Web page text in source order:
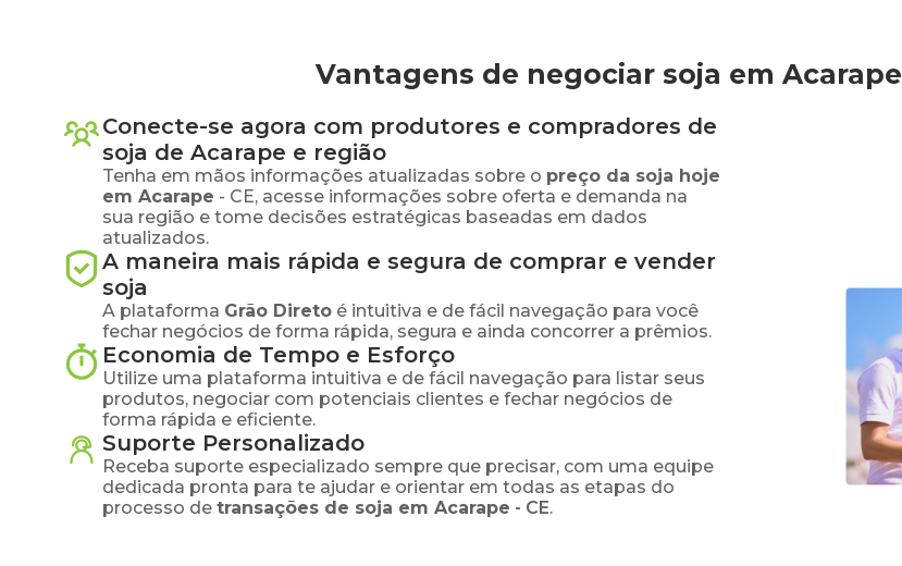
Vantagens de negociar soja em Acarape
Conecte-se agora com produtores e compradores de
soja de Acarape e região
Tenha em mãos informações atualizadas sobre o preço da soja hoje
em Acarape - CE, acesse informações sobre oferta e demanda na
sua região e tome decisões estratégicas baseadas em dados
atualizados.
A maneira mais rápida e segura de comprar e vender
soja
A plataforma Grão Direto é intuitiva e de fácil navegação para você
fechar negócios de forma rápida, segura e ainda concorrer a prêmios.
Economia de Tempo e Esforço
Utilize uma plataforma intuitiva e de fácil navegação para listar seus
produtos, negociar com potenciais clientes e fechar negócios de
forma rápida e eficiente.
Suporte Personalizado
Receba suporte especializado sempre que precisar, com uma equipe
dedicada pronta para te ajudar e orientar em todas as etapas do
processo de transações de soja em Acarape - CE.